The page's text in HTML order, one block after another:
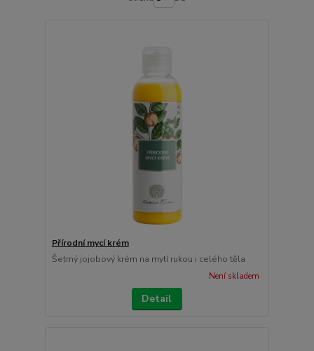
Přírodní mycí krém
Šetrný jojobový krém na mytí rukou i celého těla
Není skladem
Detail